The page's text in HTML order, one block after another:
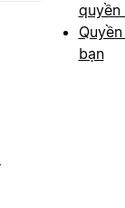
bạn